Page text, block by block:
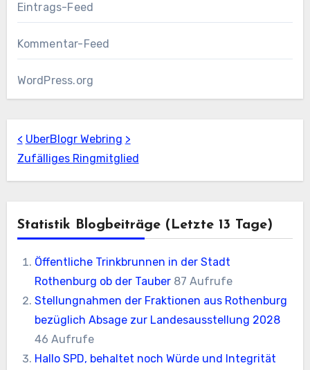
Eintrags-Feed
Kommentar-Feed
WordPress.org
< UberBlogr Webring >
Zufälliges Ringmitglied
Statistik Blogbeiträge (letzte 13 Tage)
Öffentliche Trinkbrunnen in der Stadt
Rothenburg ob der Tauber 87 Aufrufe
Stellungnahmen der Fraktionen aus Rothenburg
bezüglich Absage zur Landesausstellung 2028
46 Aufrufe
Hallo SPD, behaltet noch Würde und Integrität